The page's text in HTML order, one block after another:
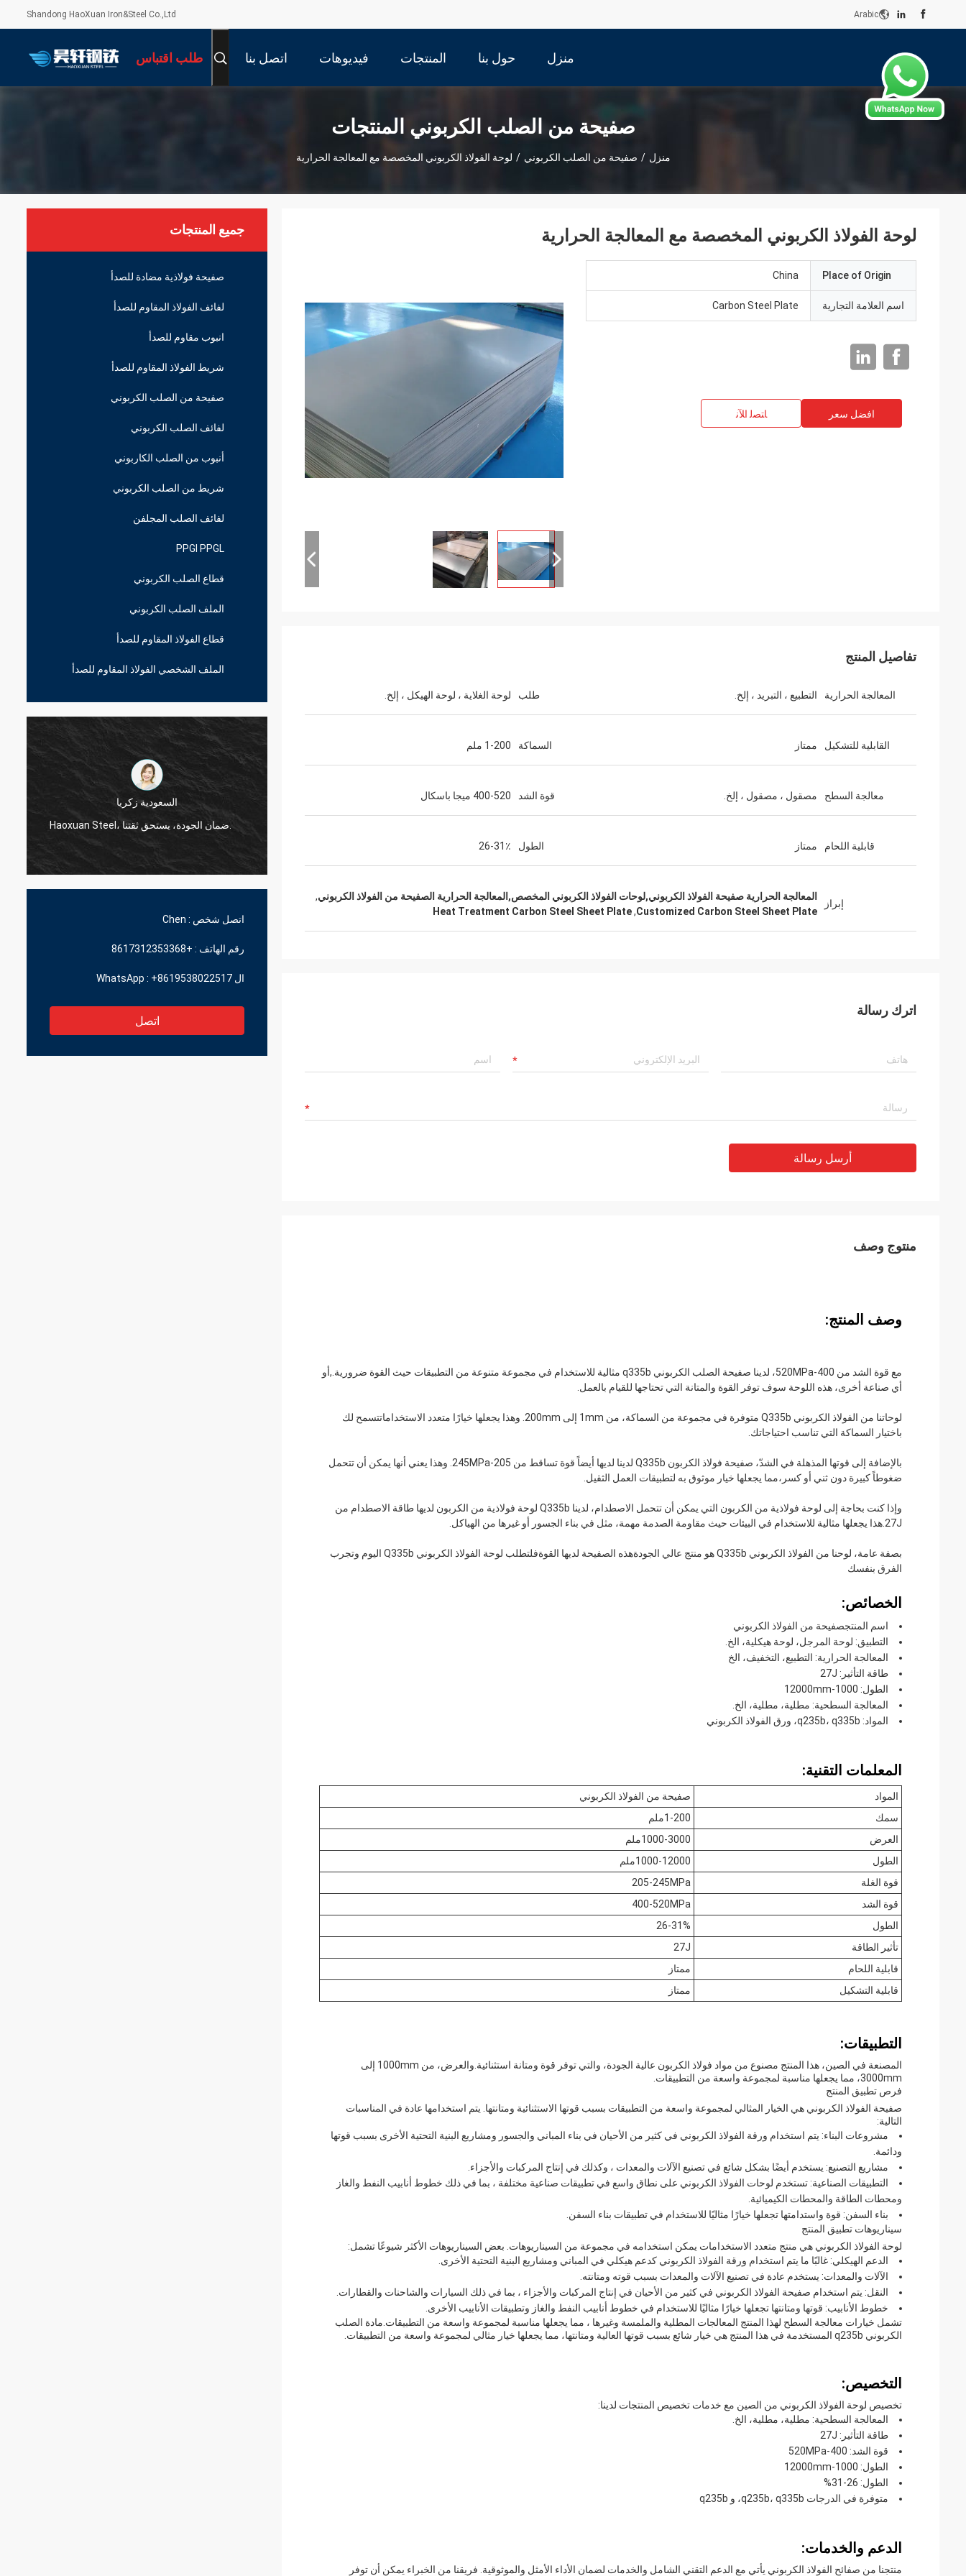
Shandong HaoXuan Iron&Steel Co.,Ltd Arabic
منزل حول بنا المنتجات فيديوهات اتصل بنا طلب اقتباس
صفيحة من الصلب الكربوني المنتجات
منزل / صفيحة من الصلب الكربوني / لوحة الفولاذ الكربوني المخصصة مع المعالجة الحرارية
جميع المنتجات
صفيحة فولاذية مضادة للصدأ
لفائف الفولاذ المقاوم للصدأ
انبوب مقاوم للصدأ
شريط الفولاذ المقاوم للصدأ
صفيحة من الصلب الكربوني
لفائف الصلب الكربوني
أنبوب من الصلب الكاربوني
شريط من الصلب الكربوني
لفائف الصلب المجلفن
PPGI PPGL
قطاع الصلب الكربوني
الملف الصلب الكربوني
قطاع الفولاذ المقاوم للصدأ
الملف الشخصي الفولاذ المقاوم للصدأ
السعودية زكريا
اتصل شخص : Chen
رقم الهاتف : +8617312353368
ال WhatsApp : +8619538022517
اتصل
لوحة الفولاذ الكربوني المخصصة مع المعالجة الحرارية
Place of Origin
China
اسم العلامة التجارية Carbon Steel Plate
افضل سعر ﺎﺘﺼﻟ ﺍﻶﻧ
تفاصيل المنتج
المعالجة الحرارية التطبيع ، التبريد ، إلخ. طلب لوحة الغلاية ، لوحة الهيكل ، إلخ.
القابلية للتشكيل ممتاز السماكة 1-200 ملم
معالجة السطح مصقول ، مصقول ، إلخ. قوة الشد 400-520 ميجا باسكال
قابلية اللحام ممتاز الطول 26-31٪
إبراز
المعالجة الحرارية صفيحة الفولاذ الكربوني,لوحات الفولاذ الكربوني المخصص,المعالجة الحرارية الصفيحة من الفولاذ الكربوني,
Customized Carbon Steel Sheet Plate
,
Heat Treatment Carbon Steel Sheet Plate
اترك رسالة
أرسل رسالة
منتوج وصف
وصف المنتج:
مع قوة الشد من 400-520MPa، لدينا صفيحة الصلب الكربوني q335b مثالية للاستخدام في مجموعة متنوعة من التطبيقات حيث القوة ضرورية.,أو
أي صناعة أخرى، هذه اللوحة سوف توفر القوة والمتانة التي تحتاجها للقيام بالعمل.
لوحاتنا من الفولاذ الكربوني Q335b متوفرة في مجموعة من السماكة، من 1mm إلى 200mm. وهذا يجعلها خيارًا متعدد الاستخداماتتسمح لك
باختيار السماكة التي تناسب احتياجاتك.
بالإضافة إلى قوتها المذهلة في الشدّ، صفيحة فولاذ الكربون Q335b لدينا لديها أيضاً قوة تساقط من 205-245MPa. وهذا يعني أنها يمكن أن تتحمل
ضغوطاً كبيرة دون ثني أو كسر،مما يجعلها خيار موثوق به لتطبيقات العمل الثقيل.
وإذا كنت بحاجة إلى لوحة فولاذية من الكربون التي يمكن أن تتحمل الاصطدام، لدينا Q335b لوحة فولاذية من الكربون لديها طاقة الاصطدام من
27J.هذا يجعلها مثالية للاستخدام في البيئات حيث مقاومة الصدمة مهمة، مثل في بناء الجسور أو غيرها من الهياكل.
بصفة عامة، لوحنا من الفولاذ الكربوني Q335b هو منتج عالي الجودةهذه الصفيحة لديها القوةفلتطلب لوحة الفولاذ الكربوني Q335b اليوم وتجرب
الفرق بنفسك
الخصائص:
اسم المنتجصفيحة من الفولاذ الكربوني
التطبيق: لوحة المرجل، لوحة هيكلية، الخ.
المعالجة الحرارية: التطبيع، التخفيف، الخ
طاقة التأثير: 27J
الطول: 1000-12000mm
المعالجة السطحية: مطلية، مطلية، الخ.
المواد: q235b، q335b، ورق الفولاذ الكربوني
المعلمات التقنية:
المواد
صفيحة من الفولاذ الكربوني
سمك
1-200ملم
العرض
1000-3000ملم
الطول
1000-12000ملم
قوة الغلة
205-245MPa
قوة الشد
400-520MPa
الطول
26-31%
تأثير الطاقة
27J
قابلية اللحام
ممتاز
قابلية التشكيل
ممتاز
التطبيقات:
المصنعة في الصين، هذا المنتج مصنوع من مواد فولاذ الكربون عالية الجودة، والتي توفر قوة ومتانة استثنائية.والعرض، من 1000mm إلى
3000mm، مما يجعلها مناسبة لمجموعة واسعة من التطبيقات.
فرص تطبيق المنتج
صفيحة الفولاذ الكربوني هي الخيار المثالي لمجموعة واسعة من التطبيقات بسبب قوتها الاستثنائية ومتانتها. يتم استخدامها عادة في المناسبات
التالية:
مشروعات البناء: يتم استخدام ورقة الفولاذ الكربوني في كثير من الأحيان في بناء المباني والجسور ومشاريع البنية التحتية الأخرى بسبب قوتها
ودائمة.
مشاريع التصنيع: يستخدم أيضًا بشكل شائع في تصنيع الآلات والمعدات ، وكذلك في إنتاج المركبات والأجزاء.
التطبيقات الصناعية: تستخدم لوحات الفولاذ الكربوني على نطاق واسع في تطبيقات صناعية مختلفة ، بما في ذلك خطوط أنابيب النفط والغاز
ومحطات الطاقة والمحطات الكيميائية.
بناء السفن: قوة واستدامتها تجعلها خيارًا مثاليًا للاستخدام في تطبيقات بناء السفن.
سيناريوهات تطبيق المنتج
لوحة الفولاذ الكربوني هي منتج متعدد الاستخدامات يمكن استخدامه في مجموعة من السيناريوهات. بعض السيناريوهات الأكثر شيوعًا تشمل:
الدعم الهيكلي: غالبًا ما يتم استخدام ورقة الفولاذ الكربوني كدعم هيكلي في المباني ومشاريع البنية التحتية الأخرى.
الآلات والمعدات: يستخدم عادة في تصنيع الآلات والمعدات بسبب قوته ومتانته.
النقل: يتم استخدام صفيحة الفولاذ الكربوني في كثير من الأحيان في إنتاج المركبات والأجزاء ، بما في ذلك السيارات والشاحنات والقطارات.
خطوط الأنابيب: قوتها ومتانتها تجعلها خيارًا مثاليًا للاستخدام في خطوط أنابيب النفط والغاز وتطبيقات الأنابيب الأخرى.
تشمل خيارات معالجة السطح لهذا المنتج المعالجات المطلية والملمسة وغيرها ، مما يجعلها مناسبة لمجموعة واسعة من التطبيقات.مادة الصلب
الكربوني q235b المستخدمة في هذا المنتج هي خيار شائع بسبب قوتها العالية ومتانتها، مما يجعلها خيار مثالي لمجموعة واسعة من التطبيقات.
التخصيص:
تخصيص لوحة الفولاذ الكربوني من الصين مع خدمات تخصيص المنتجات لدينا:
المعالجة السطحية: مطلية، مطلية، الخ.
طاقة التأثير: 27J
قوة الشد: 400-520MPa
الطول: 1000-12000mm
الطول: 26-31%
متوفرة في الدرجات q235b، q335b، و q235b
الدعم والخدمات:
منتجنا من صفائح الفولاذ الكربوني يأتي مع الدعم التقني الشامل والخدمات لضمان الأداء الأمثل والموثوقية. فريقنا من الخبراء يمكن أن توفر